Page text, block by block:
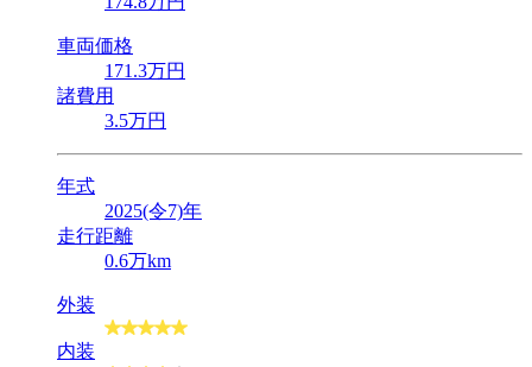
車両価格
171.3万円
諸費用
3.5万円
年式
2025(令7)年
走行距離
0.6万km
外装
内装